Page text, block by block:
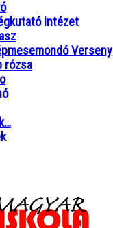
Intézet
Verseny
rózsa